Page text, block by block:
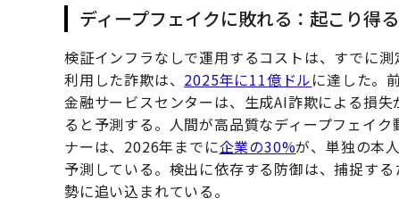
ディープフェイクに敗れる：起こり得
検証インフラなしで運用するコストは、すでに
利用した詐欺は、 2025年に11億ドルに達した。
金融サービスセンターは、生成AI詐欺による損失
ると予測する。人間が高品質なディープフェイ
ナーは、2026年までに企業の30%が、単独の本
予測している。検出に依存する防御は、捕捉す
勢に追い込まれている。